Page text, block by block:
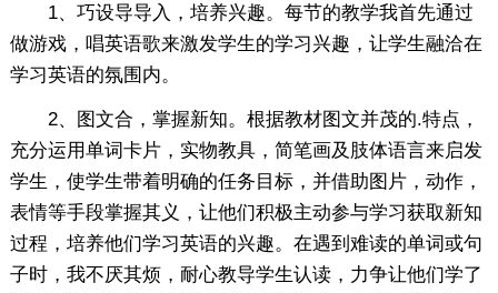
1、巧设导导入，培养兴趣。每节的教学我首先通过
做游戏，唱英语歌来激发学生的学习兴趣，让学生融洽在
学习英语的氛围内。
2、图文合，掌握新知。根据教材图文并茂的.特点，
充分运用单词卡片，实物教具，简笔画及肢体语言来启发
学生，使学生带着明确的任务目标，并借助图片，动作，
表情等手段掌握其义，让他们积极主动参与学习获取新知
过程，培养他们学习英语的兴趣。在遇到难读的单词或句
子时，我不厌其烦，耐心教导学生认读，力争让他们学了